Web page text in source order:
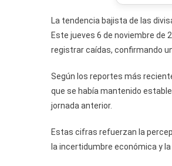
La tendencia bajista de las
Este jueves 6 de noviembre de
registrar caídas, confirmando
Según los reportes más
que se había mantenido
jornada anterior.
Estas cifras refuerzan la
la incertidumbre económica y